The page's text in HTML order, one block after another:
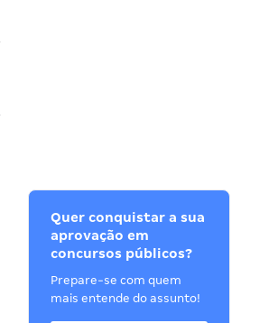
Quer conquistar a sua
aprovação em
concursos públicos?
Prepare-se com quem
mais entende do assunto!